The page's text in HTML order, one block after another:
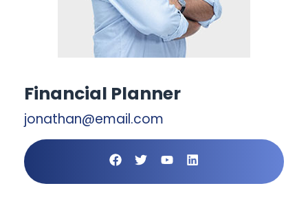
Financial Planner
jonathan@email.com